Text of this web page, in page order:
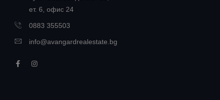
ет. 6, офис 24
0883 355503
info@avangardrealestate.bg